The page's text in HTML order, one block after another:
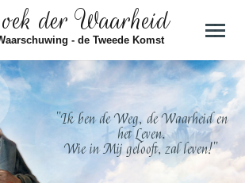
der Waarheid
- de Tweede Komst
"Ik ben de Weg, de Waarheid en
het Leven.
Wie in Mij gelooft, zal leven!"